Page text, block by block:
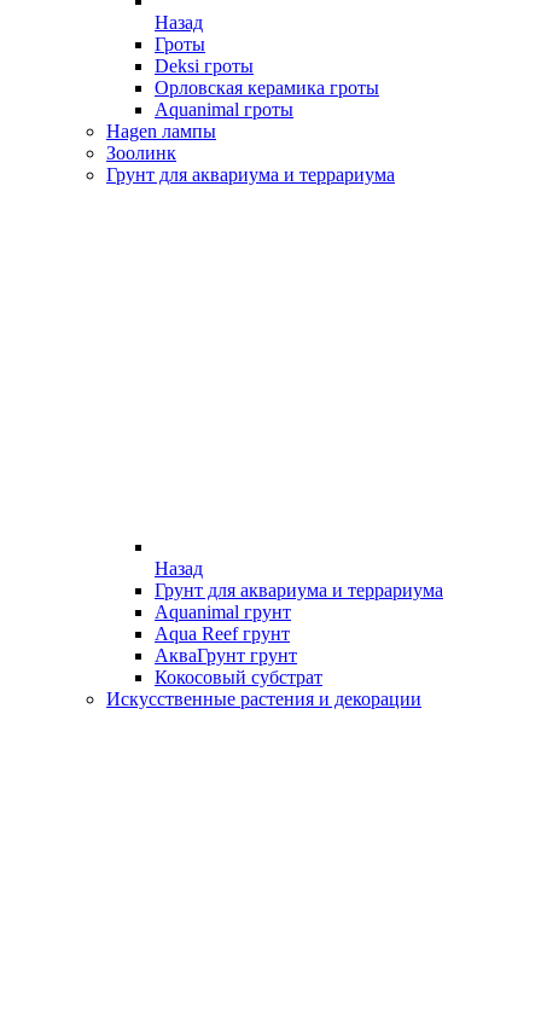
Назад
Гроты
Deksi гроты
Орловская керамика гроты
Aquanimal гроты
Hagen лампы
Зоолинк
Грунт для аквариума и террариума
Назад
Грунт для аквариума и террариума
Aquanimal грунт
Aqua Reef грунт
АкваГрунт грунт
Кокосовый субстрат
Искусственные растения и декорации